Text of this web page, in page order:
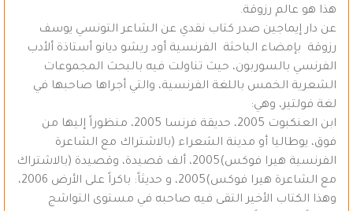
هذا هو عالم رزوقة.
عن دار إيماجين صدر كتاب نقدي عن الشاعر التونسي يوسف
رزوقة بإمضاء الباحثة الفرنسية أود ريشو ديانو أستاذة ألأدب
الفرنسي بالسوربون، حيث تناولت فيه بالبحث المجموعات
الشعرية الخمس باللغة الفرنسية، والتي أجراها صاحبها في
لغة فولتير، وهي:
ابن العنكبوت 2005، حديقة فرنسا 2005، منظوراً إليها من
فوق، يوطاليا أو مدينة الشعراء (بالاشتراك مع الشاعرة
الفرنسية هيرا فوكس)2005، ألف قصيدة، وقصيدة (بالاشتراك
مع الشاعرة هيرا فوكس)2005، و حديثاً: باكراً على الأرض 2006،
وهذا الكتاب الأخير التقى فيه صاحبه في مستوى التواشج